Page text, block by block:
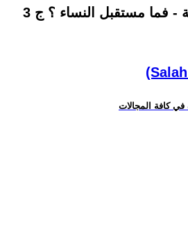
- فما مستقبل النساء ؟ ج 3
في كافة المجالات